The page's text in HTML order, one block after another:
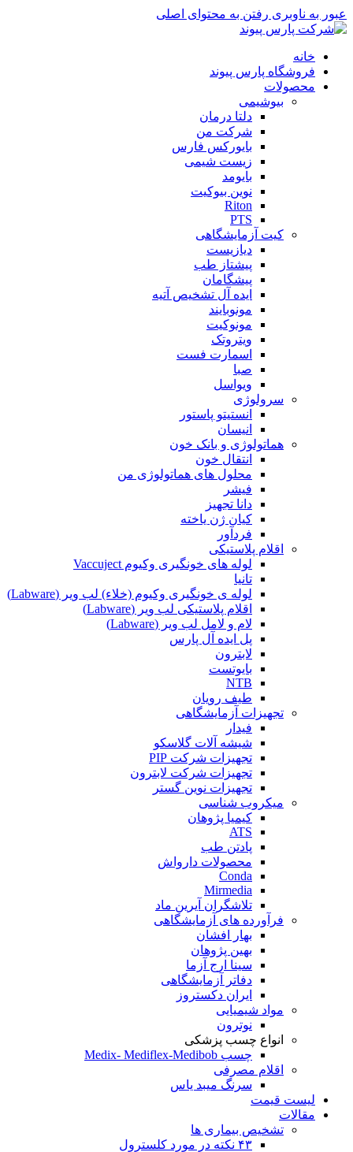
عبور به ناوبری رفتن به محتوای اصلی
خانه
فروشگاه پارس پیوند
محصولات
بیوشیمی
دلتا درمان
شرکت من
بایورکس فارس
زیست شیمی
بایومد
نوین بیوکیت
Riton
PTS
کیت آزمایشگاهی
دیازیست
پیشتاز طب
پیشگامان
ایده آل تشخیص آتیه
مونوبایند
مونوکیت
ویتروتک
اسمارت فست
صبا
ویواسل
سرولوژی
انستیتو پاستور
انیسان
هماتولوژی و بانک خون
انتقال خون
محلول های هماتولوژی من
فیشر
دانا تجهیز
کیان ژن یاخته
فردآور
اقلام پلاستیکی
لوله های خونگیری وکیوم Vaccuject
تانیا
لوله ی خونگیری وکیوم (خلاء) لب ویر (Labware)
اقلام پلاستیکی لب ویر (Labware)
لام و لامل لب ویر (Labware)
پل ایده آل پارس
لابترون
بایوتست
NTB
طیف رویان
تجهیزات آزمایشگاهی
فیدار
شیشه آلات گلاسکو
تجهیزات شرکت PIP
تجهیزات شرکت لابترون
تجهیزات نوین گستر
میکروب شناسی
کیمیا پژوهان
ATS
پادتن طب
محصولات دارواش
Conda
Mirmedia
تلاشگران آیرین ماد
فرآورده های آزمایشگاهی
بهار افشان
بهین پژوهان
سینا ارج آزما
دفاتر آزمایشگاهی
ایران دکستروز
مواد شیمیایی
نوترون
انواع چسب پزشکی
چسب Medix- Mediflex-Medibob
اقلام مصرفی
سرنگ میبد یاس
لیست قیمت
مقالات
تشخیص بیماری ها
۴۳ نکته در مورد کلسترول